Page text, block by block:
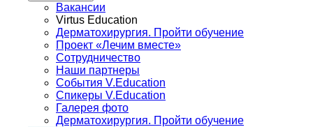
Вакансии
Virtus Education
Дерматохирургия. Пройти обучение
Проект «Лечим вместе»
Сотрудничество
Наши партнеры
События V.Education
Спикеры V.Education
Галерея фото
Дерматохирургия. Пройти обучение